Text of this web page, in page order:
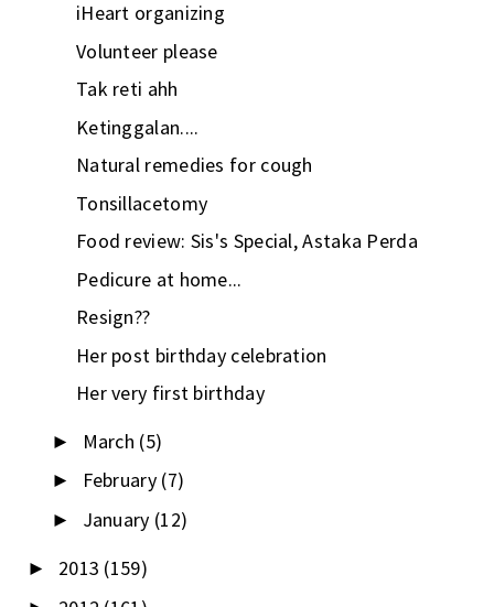
iHeart organizing
Volunteer please
Tak reti ahh
Ketinggalan....
Natural remedies for cough
Tonsillacetomy
Food review: Sis's Special, Astaka Perda
Pedicure at home...
Resign??
Her post birthday celebration
Her very first birthday
► March (5)
► February (7)
► January (12)
► 2013 (159)